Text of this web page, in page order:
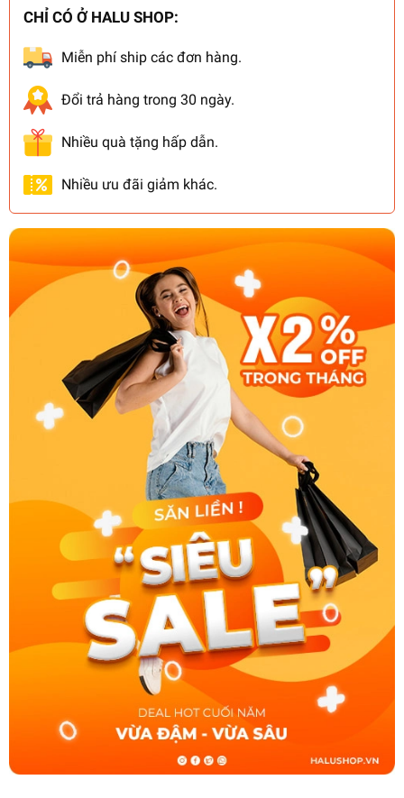
CHỈ CÓ Ở HALU SHOP:
Miễn phí ship các đơn hàng.
Đổi trả hàng trong 30 ngày.
Nhiều quà tặng hấp dẫn.
Nhiều ưu đãi giảm khác.